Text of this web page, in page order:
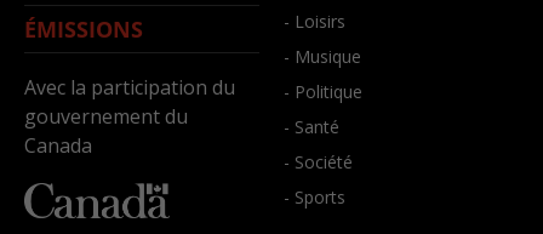
ÉMISSIONS
Avec la participation du
gouvernement du
Canada
- Loisirs
- Musique
- Politique
- Santé
- Société
- Sports